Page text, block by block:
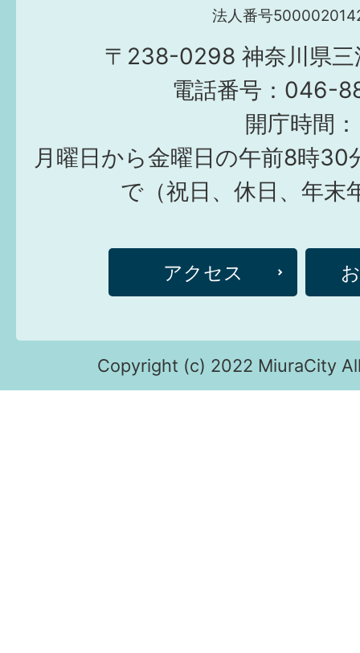
法人番号
〒238-0298 神奈川県三
電話番号：046-
開庁時間：
月曜日から金曜日の午前8時30
で（祝日、休日、年末
アクセス
Copyright (c) 2022 MiuraCity